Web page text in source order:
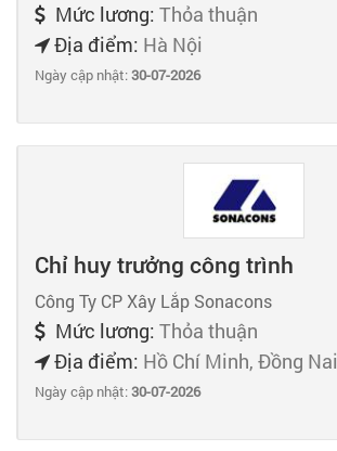
Mức lương: Thỏa thuận
Địa điểm: Hà Nội
Ngày cập nhật:30-07-2026
Chỉ huy trưởng công trình
Công Ty CP Xây Lắp Sonacons
Mức lương: Thỏa thuận
Địa điểm: Hồ Chí Minh, Đồng Nai
Ngày cập nhật:30-07-2026